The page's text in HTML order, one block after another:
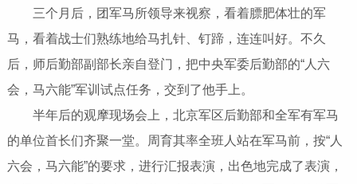
三个月后，团军马所领导来视察，看着膘肥体壮的军
马，看着战士们熟练地给马扎针、钉蹄，连连叫好。不久
后，师后勤部副部长亲自登门，把中央军委后勤部的“人六
会，马六能”军训试点任务，交到了他手上。
半年后的观摩现场会上，北京军区后勤部和全军有军马
的单位首长们齐聚一堂。周育其率全班人站在军马前，按“人
六会，马六能”的要求，进行汇报表演，出色地完成了表演，